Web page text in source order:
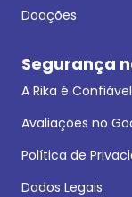
Doações
Segurança
A Rika é
Avaliações no
Política de
Dados Legais